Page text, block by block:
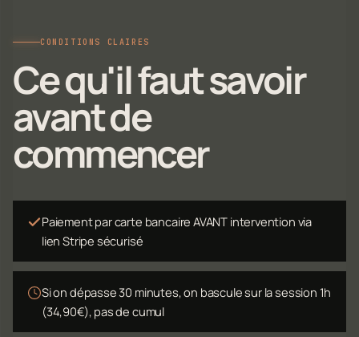
CONDITIONS CLAIRES
Ce qu'il faut savoir
avant de
commencer
Paiement par carte bancaire AVANT intervention via
lien Stripe sécurisé
Si on dépasse 30 minutes, on bascule sur la session 1h
(34,90€), pas de cumul